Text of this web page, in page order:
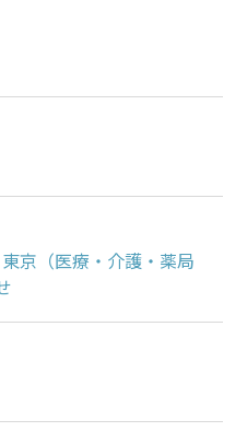
京（医療・介護・薬局